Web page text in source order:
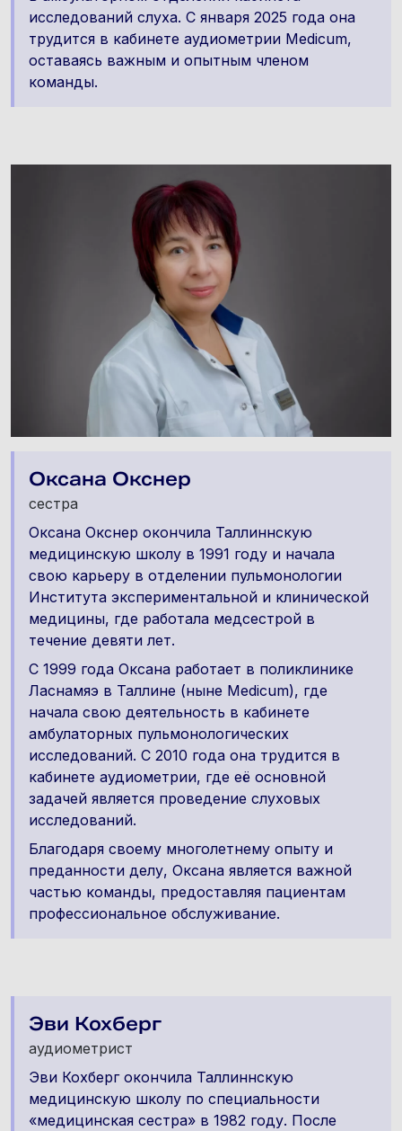
исследований слухa. С января 2025 года она
трудится в кабинетe аудиометрии Medicum,
оставаясь важным и опытным членом
команды.
Оксана Окснер
сестра
Оксана Окснер окончила Таллиннскую
медицинскую школу в 1991 году и начала
свою карьеру в отделении пульмонологии
Института экспериментальной и клинической
медицины, где работала медсестрой в
течение девяти лет.
С 1999 года Оксана работает в поликлинике
Ласнамяэ в Таллине (ныне Medicum), где
начала свою деятельность в кабинете
амбулаторных пульмонологических
исследований. С 2010 года она трудится в
кабинете аудиометрии, где её основной
задачей является проведение слуховых
исследований.
Благодаря своему многолетнему опыту и
преданности делу, Оксана является важной
частью команды, предоставляя пациентам
профессиональное обслуживание.
Эви Кохберг
аудиометрист
Эви Кохберг окончила Таллиннскую
медицинскую школу по специальности
«медицинская сестра» в 1982 году. После